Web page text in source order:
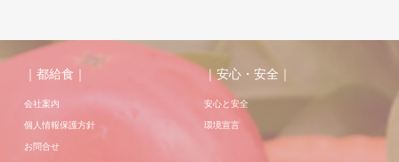
｜都給食｜
会社案内
個人情報保護方針
お問合せ
｜安心・安全｜
安心と安全
環境宣言